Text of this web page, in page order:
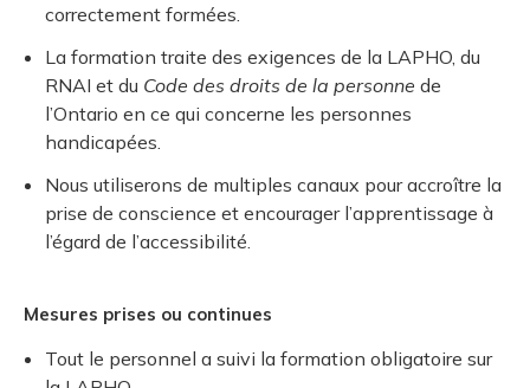
correctement formées.
La formation traite des exigences de la LAPHO, du
RNAI et du Code des droits de la personne de
l’Ontario en ce qui concerne les personnes
handicapées.
Nous utiliserons de multiples canaux pour accroître la
prise de conscience et encourager l’apprentissage à
l’égard de l’accessibilité.
Mesures prises ou continues
Tout le personnel a suivi la formation obligatoire sur